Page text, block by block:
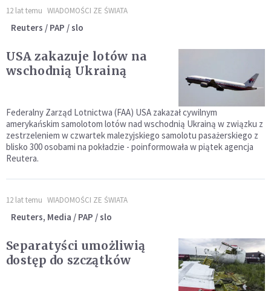
12 lat temu WIADOMOŚCI ZE ŚWIATA
Reuters / PAP / slo
USA zakazuje lotów na
wschodnią Ukrainą
Federalny Zarząd Lotnictwa (FAA) USA zakazał cywilnym
amerykańskim samolotom lotów nad wschodnią Ukrainą w związku z
zestrzeleniem w czwartek malezyjskiego samolotu pasażerskiego z
blisko 300 osobami na pokładzie - poinformowała w piątek agencja
Reutera.
12 lat temu WIADOMOŚCI ZE ŚWIATA
Reuters, Media / PAP / slo
Separatyści umożliwią
dostęp do szczątków